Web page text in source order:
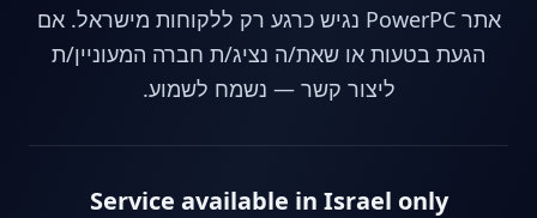
אתר PowerPC נגיש כרגע רק ללקוחות מישראל. אם
הגעת בטעות או שאת/ה נציג/ת חברה המעוניין/ת
ליצור קשר — נשמח לשמוע.
Service available in Israel only